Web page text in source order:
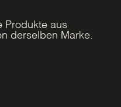
Produkte aus
derselben Marke.